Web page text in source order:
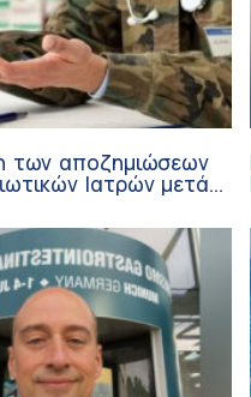
των αποζημιώσεων
Ιατρών μετά